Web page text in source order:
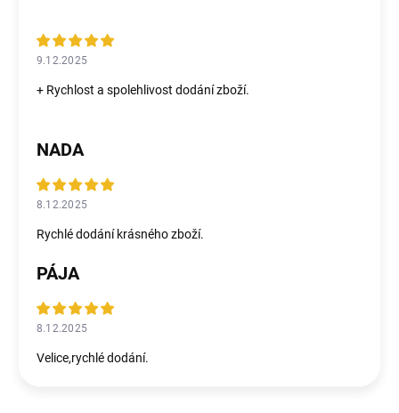
9.12.2025
+ Rychlost a spolehlivost dodání zboží.
NADA
8.12.2025
Rychlé dodání krásného zboží.
PÁJA
8.12.2025
Velice,rychlé dodání.